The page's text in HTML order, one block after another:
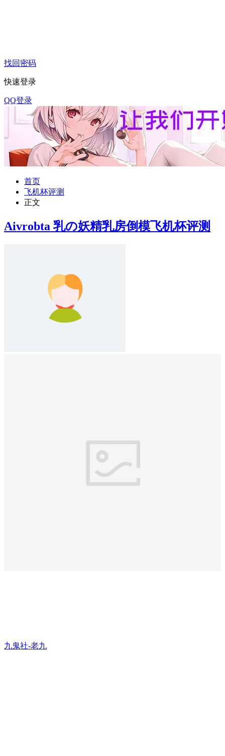
找回密码
快速登录
QQ登录
首页
飞机杯评测
正文
Aivrobta 乳の妖精乳房倒模飞机杯评测
九鬼社-老九